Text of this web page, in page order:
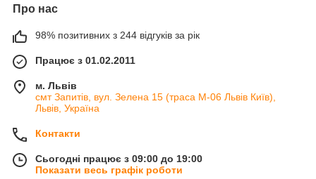
Про нас
98% позитивних з 244 відгуків за рік
Працює з 01.02.2011
м. Львів
смт Запитів, вул. Зелена 15 (траса М-06 Львів Київ),
Львів, Україна
Контакти
Сьогодні працює з 09:00 до 19:00
Показати весь графік роботи